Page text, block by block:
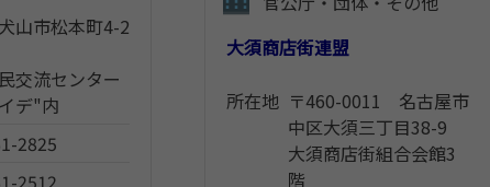
山市松本町4-2
交流センター
デ"内
2825
大須商店街連盟
所在地 〒460-0011 名古屋市
中区大須三丁目38-9
大須商店街組合会館3
階